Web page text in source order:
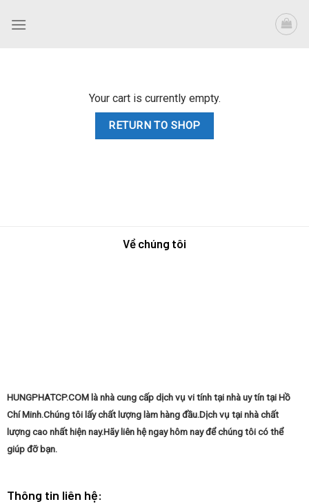
Your cart is currently empty.
RETURN TO SHOP
Về chúng tôi
HUNGPHATCP.COM là nhà cung cấp dịch vụ vi tính tại nhà uy tín tại Hồ
Chí Minh.Chúng tôi lấy chất lượng làm hàng đầu.Dịch vụ tại nhà chất
lượng cao nhất hiện nay.Hãy liên hệ ngay hôm nay để chúng tôi có thể
giúp đỡ bạn.
Thông tin liên hệ: